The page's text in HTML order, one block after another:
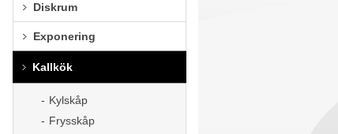
Diskrum
Exponering
Kallkök
Kylskåp
Frysskåp